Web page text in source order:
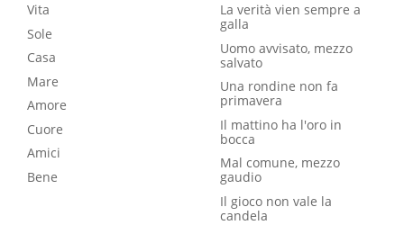
Vita
Sole
Casa
Mare
Amore
Cuore
Amici
Bene
La verità vien sempre a
galla
Uomo avvisato, mezzo
salvato
Una rondine non fa
primavera
Il mattino ha l'oro in
bocca
Mal comune, mezzo
gaudio
Il gioco non vale la
candela